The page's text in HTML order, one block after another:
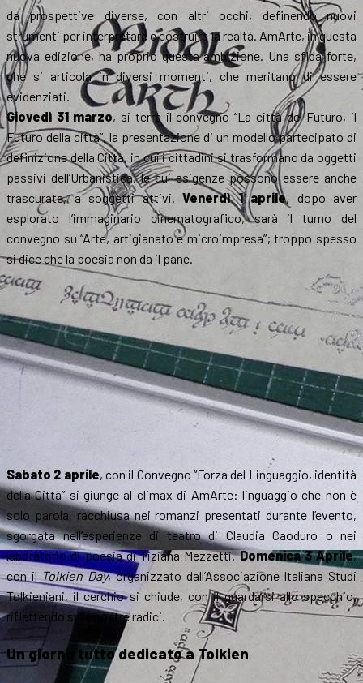
da prospettive diverse, con altri occhi, definendo nuovi
strumenti per interpretare e costruire la realtà. AmArte, in questa
nuova edizione, ha proprio questa ambizione. Una sfida forte,
che si articola in diversi momenti, che meritano di essere
evidenziati.
Giovedì 31 marzo, si terrà il convegno “La città del Futuro, il
Futuro della città”, la presentazione di un modello partecipato di
definizione della Città, in cui i cittadini si trasformano da oggetti
passivi dell’Urbanistica, le cui esigenze possono essere anche
trascurate, a soggetti attivi. Venerdì 1 aprile, dopo aver
esplorato l’immaginario cinematografico, sarà il turno del
convegno su “Arte, artigianato e microimpresa”; troppo spesso
si dice che la poesia non da il pane.
Sabato 2 aprile, con il Convegno “Forza del Linguaggio, identità
della Città” si giunge al climax di AmArte: linguaggio che non è
solo parola, racchiusa nei romanzi presentati durante l’evento,
sgorgata nell’esperienze di teatro di Claudia Caoduro o nei
laboratorio di poesia di Tiziana Mezzetti.Domenica 3 Aprile,
con ilTolkien Day, organizzato dall’Associazione Italiana Studi
Tolkieniani, il cerchio si chiude, con il guardarsi allo specchio,
riflettendo sulle nostre radici.
Un giorno tutto dedicato a Tolkien